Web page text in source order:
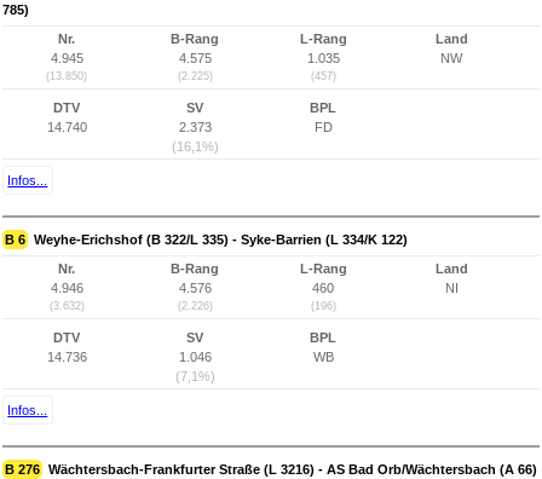
785)
Nr.
4.945
(13.850)
B-Rang
4.575
(2.225)
L-Rang
1.035
(457)
Land
NW
DTV
14.740
SV
2.373
(16,1%)
BPL
FD
Infos...
B 6 Weyhe-Erichshof (B 322/L 335) - Syke-Barrien (L 334/K 122)
Nr.
4.946
(3.632)
B-Rang
4.576
(2.226)
L-Rang
460
(196)
Land
NI
DTV
14.736
SV
1.046
(7,1%)
BPL
WB
Infos...
B 276 Wächtersbach-Frankfurter Straße (L 3216) - AS Bad Orb/Wächtersbach (A 66)